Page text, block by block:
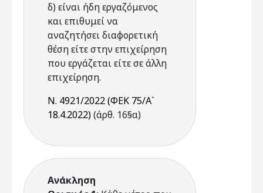
δ) είναι ήδη εργαζόμενος
και επιθυμεί να
αναζητήσει διαφορετική
θέση είτε στην επιχείρηση
που εργάζεται είτε σε άλλη
επιχείρηση.
Ν. 4921/2022 (ΦΕΚ 75/Α`
18.4.2022)(άρθ. 16§α)
Ανάκληση